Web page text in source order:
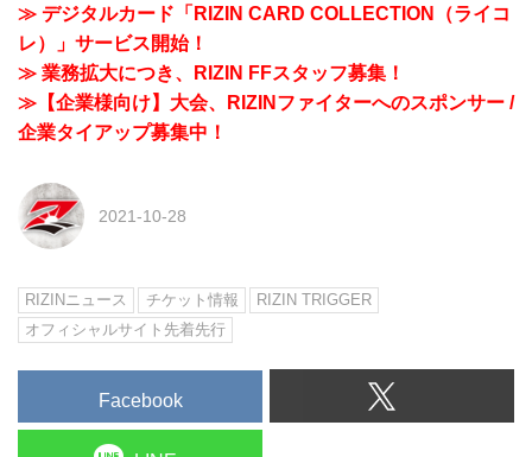
≫ デジタルカード「RIZIN CARD COLLECTION（ライコ
レ）」サービス開始！
≫ 業務拡大につき、RIZIN FFスタッフ募集！
≫【企業様向け】大会、RIZINファイターへのスポンサー /
企業タイアップ募集中！
2021-10-28
RIZINニュース チケット情報
RIZIN TRIGGER
オフィシャルサイト先着先行
Facebook